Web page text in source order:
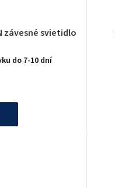
Searchlight 4301RU FISHERMAN závesné svietidlo
do 7-10 dní